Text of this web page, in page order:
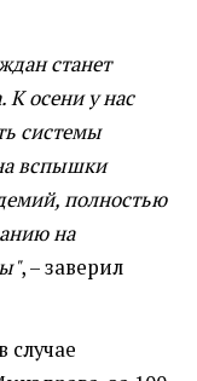
станет
К осени у нас
системы
вспышки
полностью
на
, – заверил
случае